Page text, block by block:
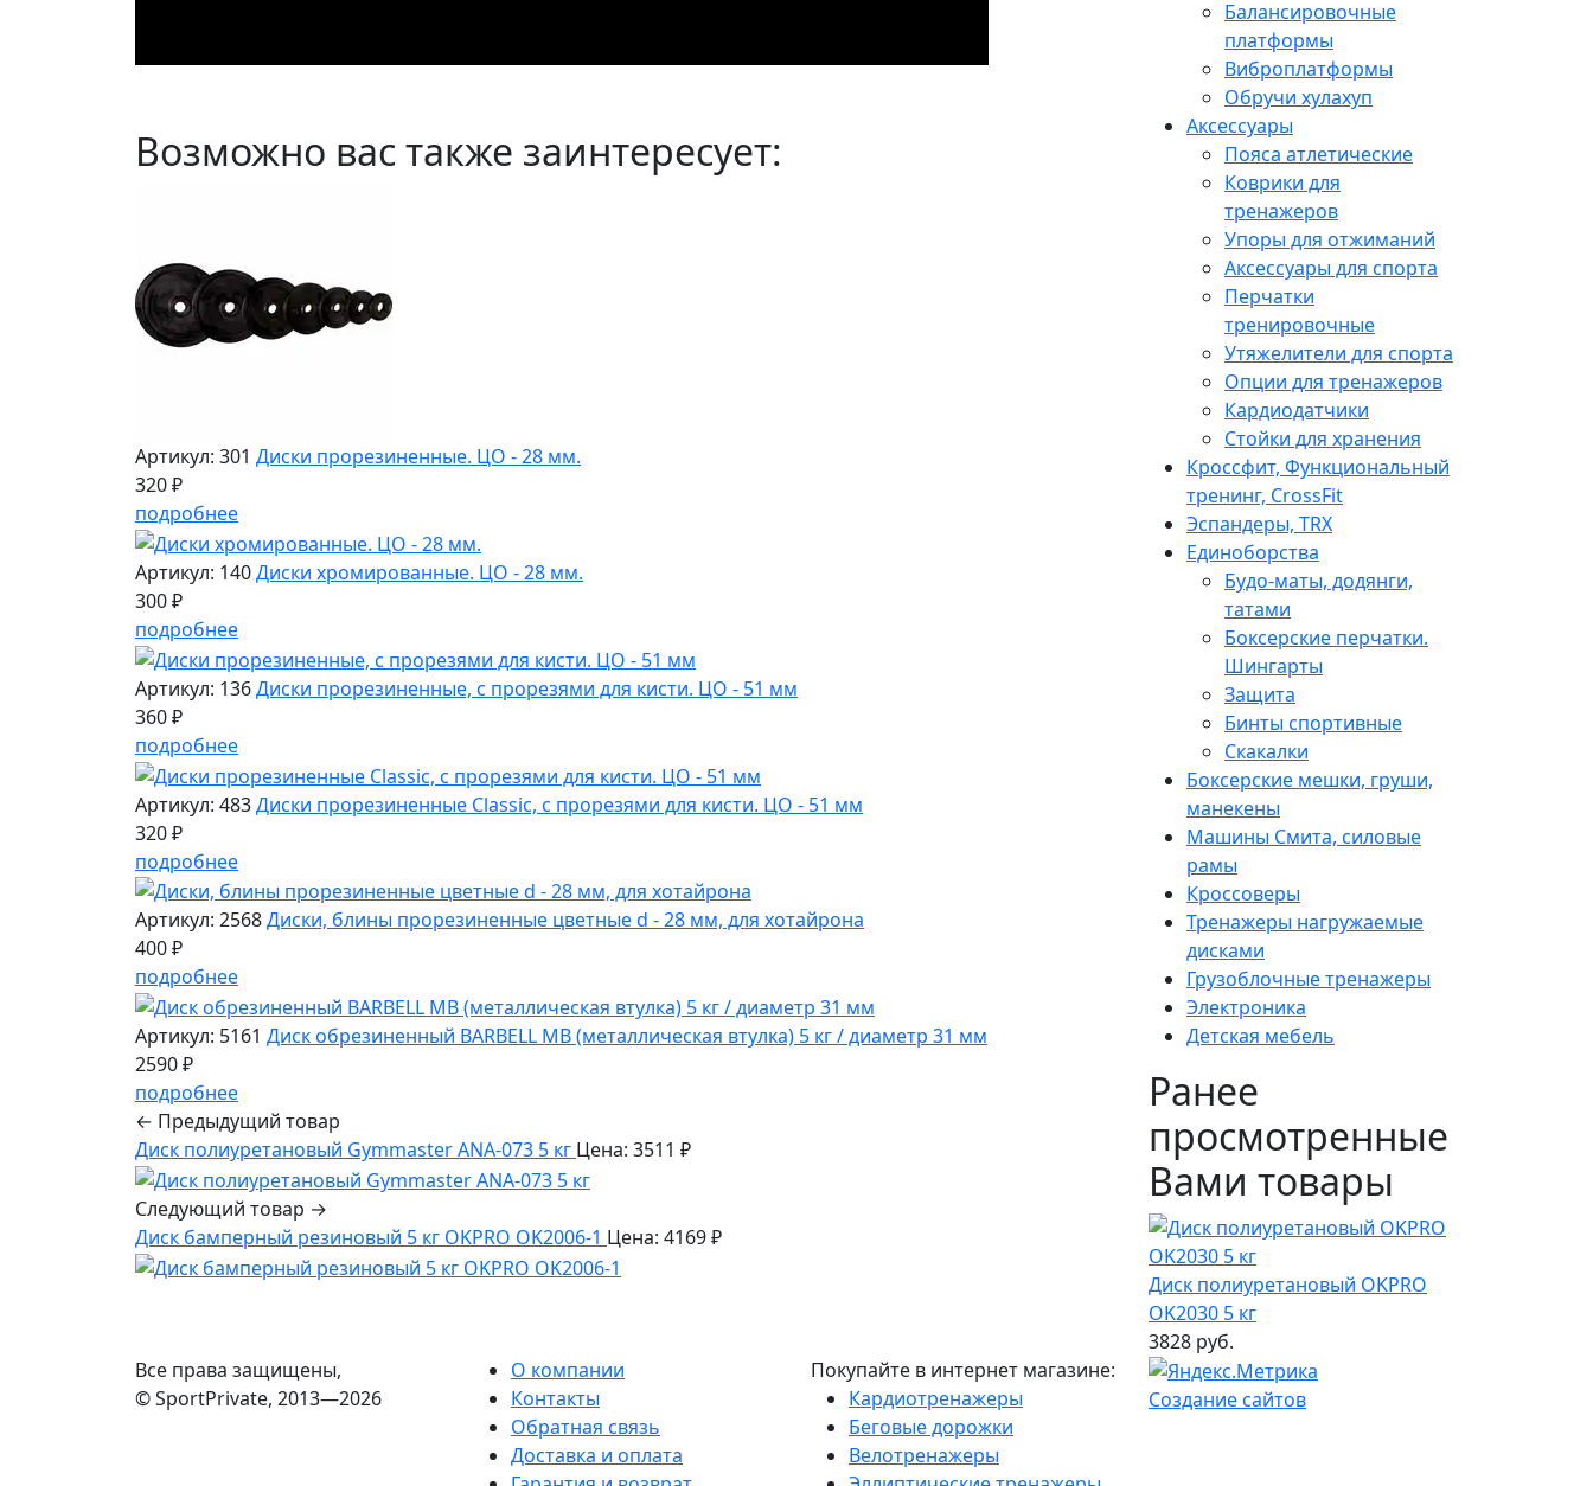
Возможно вас также заинтересует:
Артикул: 301 Диски прорезиненные. ЦО - 28 мм.
320 ₽
подробнее
Артикул: 140Диски хромированные. ЦО - 28 мм.
300 ₽
подробнее
Артикул: 136Диски прорезиненные, с прорезями для кисти. ЦО - 51 мм
360 ₽
подробнее
Артикул: 483Диски прорезиненные Classic, с прорезями для кисти. ЦО - 51 мм
320 ₽
подробнее
Артикул: 2568Диски, блины прорезиненные цветные d - 28 мм, для хотайрона
400 ₽
подробнее
Артикул: 5161 Диск обрезиненный BARBELL MB (металлическая втулка) 5 кг / диаметр 31 мм
2590 ₽
подробнее
← Предыдущий товар
Диск полиуретановый Gymmaster ANA-073 5 кг Цена: 3511 ₽
Следующий товар →
Диск бамперный резиновый 5 кг OKPRO OK2006-1 Цена: 4169 ₽
Балансировочные
платформы
Виброплатформы
Обручи хулахуп
Аксессуары
Пояса атлетические
Коврики для
тренажеров
Упоры для отжиманий
Аксессуары для спорта
Перчатки
тренировочные
Утяжелители для спорта
Опции для тренажеров
Кардиодатчики
Стойки для хранения
Кроссфит, Функциональный
тренинг, CrossFit
Эспандеры, TRX
Единоборства
Будо-маты, додянги,
татами
Боксерские перчатки.
Шингарты
Защита
Бинты спортивные
Скакалки
Боксерские мешки, груши,
манекены
Машины Смита, силовые
рамы
Кроссоверы
Тренажеры нагружаемые
дисками
Грузоблочные тренажеры
Электроника
Детская мебель
Ранее
просмотренные
Вами товары
Диск полиуретановый OKPRO
OK2030 5 кг
3828 руб.
Все права защищены,
© SportPrivate, 2013—2026
О компании
Контакты
Обратная связь
Доставка и оплата
Покупайте в интернет магазине:
Кардиотренажеры
Беговые дорожки
Велотренажеры
Создание сайтов